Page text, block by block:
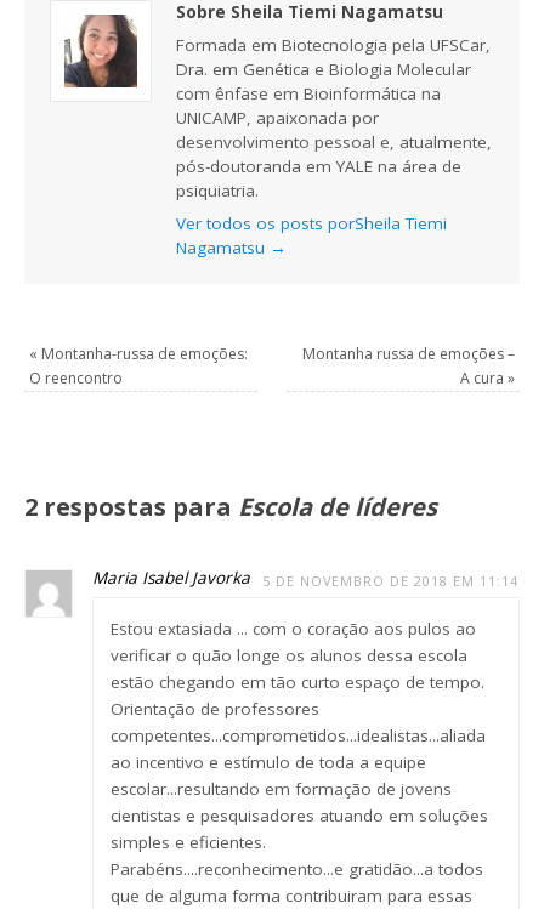
Sobre Sheila Tiemi Nagamatsu
Formada em Biotecnologia pela UFSCar,
Dra. em Genética e Biologia Molecular
com ênfase em Bioinformática na
UNICAMP, apaixonada por
desenvolvimento pessoal e, atualmente,
pós-doutoranda em YALE na área de
psiquiatria.
Ver todos os posts porSheila Tiemi
Nagamatsu →
« Montanha-russa de emoções:
O reencontro
Montanha russa de emoções –
A cura »
2 respostas para Escola de líderes
Maria Isabel Javorka 5 DE NOVEMBRO DE 2018 EM 11:14
Estou extasiada ... com o coração aos pulos ao
verificar o quão longe os alunos dessa escola
estão chegando em tão curto espaço de tempo.
Orientação de professores
competentes...comprometidos...idealistas...aliada
ao incentivo e estímulo de toda a equipe
escolar...resultando em formação de jovens
cientistas e pesquisadores atuando em soluções
simples e eficientes.
Parabéns....reconhecimento...e gratidão...a todos
que de alguma forma contribuiram para essas